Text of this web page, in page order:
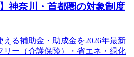
神奈川・首都圏の対象制度
る補助金・助成金を2026年最新
リー（介護保険）・省エネ・緑化